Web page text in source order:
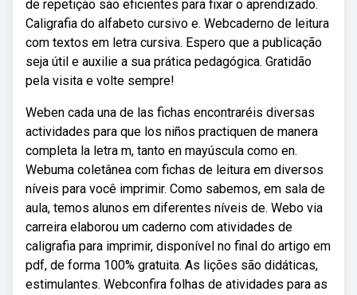
de repetição são eficientes para fixar o aprendizado.
Caligrafia do alfabeto cursivo e. Webcaderno de leitura
com textos em letra cursiva. Espero que a publicação
seja útil e auxilie a sua prática pedagógica. Gratidão
pela visita e volte sempre!
Weben cada una de las fichas encontraréis diversas
actividades para que los niños practiquen de manera
completa la letra m, tanto en mayúscula como en.
Webuma coletânea com fichas de leitura em diversos
níveis para você imprimir. Como sabemos, em sala de
aula, temos alunos em diferentes níveis de. Webo via
carreira elaborou um caderno com atividades de
caligrafia para imprimir, disponível no final do artigo em
pdf, de forma 100% gratuita. As lições são didáticas,
estimulantes. Webconfira folhas de atividades para as